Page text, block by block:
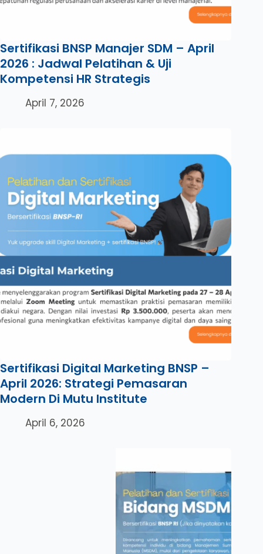
Sertifikasi BNSP Manajer SDM – April
2026 : Jadwal Pelatihan & Uji
Kompetensi HR Strategis
April 7, 2026
Sertifikasi Digital Marketing BNSP –
April 2026: Strategi Pemasaran
Modern Di Mutu Institute
April 6, 2026